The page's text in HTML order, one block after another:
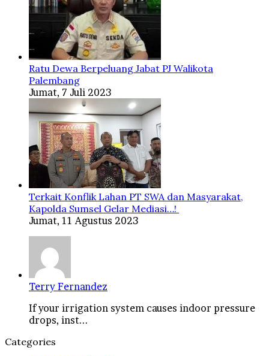
Ratu Dewa Berpeluang Jabat PJ Walikota
Palembang
Jumat, 7 Juli 2023
Terkait Konflik Lahan PT SWA dan Masyarakat,
Kapolda Sumsel Gelar Mediasi…!
Jumat, 11 Agustus 2023
Terry Fernandez
If your irrigation system causes indoor pressure
drops, inst...
Categories